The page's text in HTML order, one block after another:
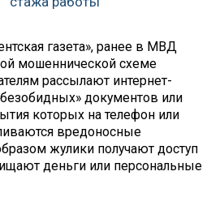
газета», ранее в МВД
мошеннической схеме
рассылают интернет-
документов или
которых на телефон или
вредоносные
жулики получают доступ
деньги или персональные